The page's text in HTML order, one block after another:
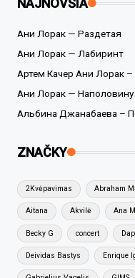
NAJNOVŠIA
Ани Лорак — Раздетая
Ани Лорак — Лабиринт
Артем Качер Ани Лорак
Ани Лорак — Наполовину
Альбина Джанабаева –
ZNAČKY
2Kvėpavimas Abraham
Aitana Akvilė Ana
Becky G concert
Deividas Bastys Enrique